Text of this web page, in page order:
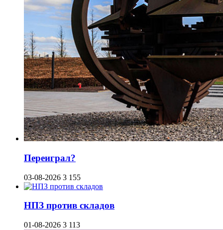
Переиграл?
03-08-2026 3 155
НПЗ против складов
01-08-2026 3 113